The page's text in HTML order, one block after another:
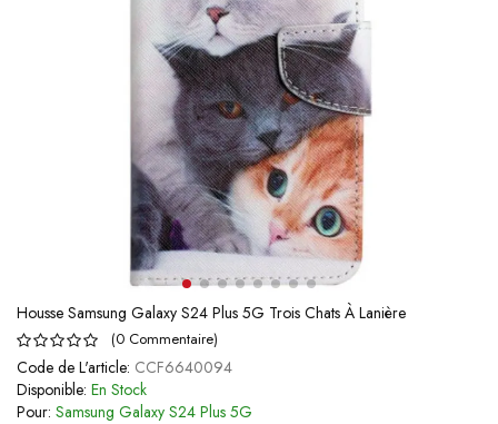
Housse Samsung Galaxy S24 Plus 5G Trois Chats À Lanière
(0 Commentaire)
Code de L'article: CCF6640094
Disponible: En Stock
Pour: Samsung Galaxy S24 Plus 5G